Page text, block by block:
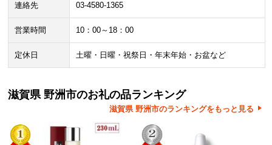
連絡先 03-4580-1365
営業時間 10：00～18：00
定休日 土曜・日曜・祝祭日・年末年始・お盆など
滋賀県 野洲市のお礼の品ランキング
滋賀県 野洲市のランキングをもっと見る